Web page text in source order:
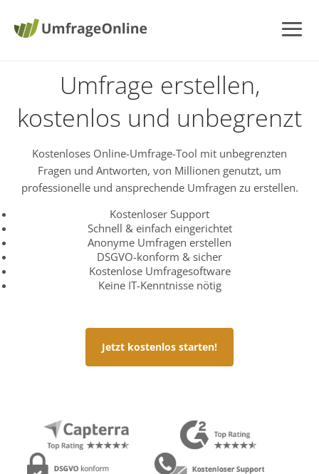
Umfrage erstellen,
kostenlos und unbegrenzt
Kostenloses Online-Umfrage-Tool mit unbegrenzten
Fragen und Antworten, von Millionen genutzt, um
professionelle und ansprechende Umfragen zu erstellen.
Kostenloser Support
Schnell & einfach eingerichtet
Anonyme Umfragen erstellen
DSGVO-konform & sicher
Kostenlose Umfragesoftware
Keine IT-Kenntnisse nötig
Jetzt kostenlos starten!